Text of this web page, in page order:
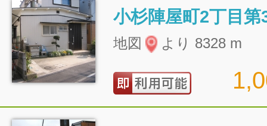
小杉陣屋町2丁目第
地図 より 8328 m